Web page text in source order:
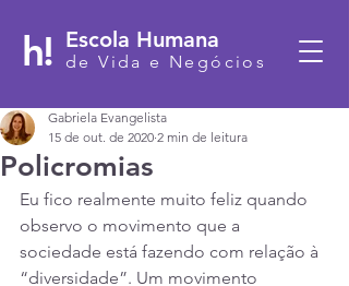
h! Escola Humana
de Vida e Negócios
Policromias
Gabriela Evangelista
15 de out. de 2020 2 min de leitura
Eu fico realmente muito feliz quando
observo o movimento que a
sociedade está fazendo com relação à
“diversidade”. Um movimento